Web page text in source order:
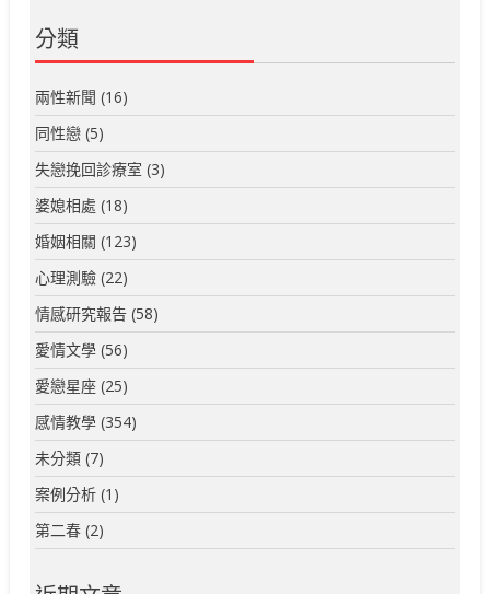
分類
兩性新聞 (16)
同性戀 (5)
失戀挽回診療室 (3)
婆媳相處 (18)
婚姻相關 (123)
心理測驗 (22)
情感研究報告 (58)
愛情文學 (56)
愛戀星座 (25)
感情教學 (354)
未分類 (7)
案例分析 (1)
第二春 (2)